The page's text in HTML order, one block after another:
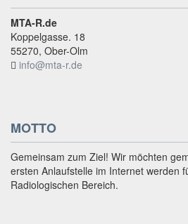
MTA-R.de
Koppelgasse. 18
55270, Ober-Olm
info@mta-r.de
MOTTO
Gemeinsam zum Ziel! Wir möchten
ersten Anlaufstelle im Internet werden
Radiologischen Bereich.